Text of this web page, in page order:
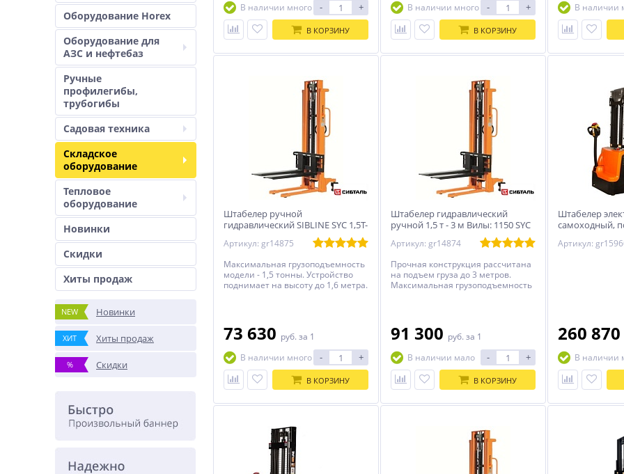
Оборудование Horex
Оборудование для
АЗС и нефтебаз
Ручные
профилегибы,
трубогибы
Садовая техника
Складское
оборудование
Тепловое
оборудование
Новинки
Скидки
Хиты продаж
NEW Новинки
ХИТ Хиты продаж
% Скидки
В наличии много
- +
В КОРЗИНУ
В наличии много
- +
В КОРЗИНУ
В наличии
Штабелер ручной
гидравлический SIBLINE SYC 1,5T-
Артикул: gr14875
Максимальная грузоподъемность
модели - 1,5 тонны. Устройство
поднимает на высоту до 1,6 метра.
73 630 руб. за 1
В наличии много
- +
В КОРЗИНУ
Штабелер гидравлический
ручной 1,5 т - 3 м Вилы: 1150 SYC
Артикул: gr14874
Прочная конструкция рассчитана
на подъем груза до 3 метров.
Максимальная грузоподъемность
91 300 руб. за 1
В наличии мало
- +
В КОРЗИНУ
Штабелер
самоходный,
3 м Вилы: 1150
WS1530
Артикул:
260 870
В наличии